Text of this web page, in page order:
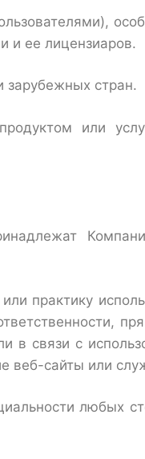
и ее лицензиаров.
стран.
или
практику
в связи с
веб-сайты или
любых